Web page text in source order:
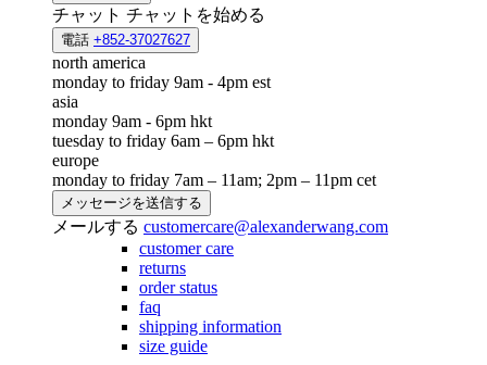
チャット チャットを始める
電話 +852-37027627
north america
monday to friday 9am - 4pm est
asia
monday 9am - 6pm hkt
tuesday to friday 6am – 6pm hkt
europe
monday to friday 7am – 11am; 2pm – 11pm cet
メッセージを送信する
メールする customercare@alexanderwang.com
customer care
returns
order status
faq
shipping information
size guide